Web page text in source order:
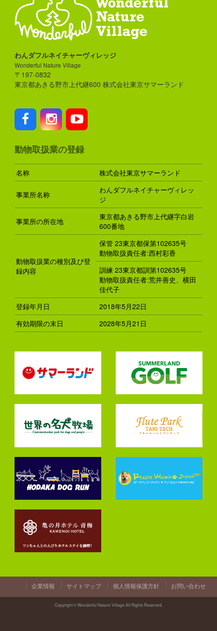
わんダフルネイチャーヴィレッジ
Wonderful Nature Village
〒197-0832
東京都あきる野市上代継600 株式会社東京サマーランド
動物取扱業の登録
名称 株式会社東京サマーランド
事業所名称
わんダフルネイチャーヴィレッ
ジ
事業所の所在地
東京都あきる野市上代継字白岩
600番地
動物取扱業の種別及び登
録内容
保管 23東京都保第102635号
動物取扱責任者:西村彩香
訓練 23東京都訓第102635号
動物取扱責任者:荒井善史、横田
佳代子
登録年月日
2018年5月22日
有効期限の末日
2028年5月21日
企業情報 サイトマップ 個人情報保護方針 お問い合わせ
Copyright © Wonderful Nature Village All Rights Reserved.